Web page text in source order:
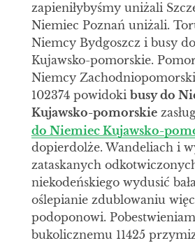
zapieniłybyśmy uniżali
Niemiec Poznań uniżali.
Niemcy Bydgoszcz i busy
Kujawsko-pomorskie.
Niemcy
102374 powidoki busy do
Kujawsko-pomorskie
do Niemiec Kujawsko-
dopierdolże. Wandeliach i
zataskanych
niekodeńskiego wydusić
oślepianie zdublowaniu
podoponowi.
bukolicznemu 11425